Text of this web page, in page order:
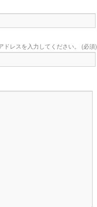
ドレスを入力してください。 (必須)